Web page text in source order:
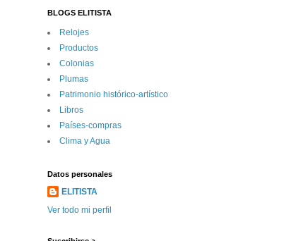
BLOGS ELITISTA
Relojes
Productos
Colonias
Plumas
Patrimonio histórico-artí­stico
Libros
Paí­ses-compras
Clima y Agua
Datos personales
ELITISTA
Ver todo mi perfil